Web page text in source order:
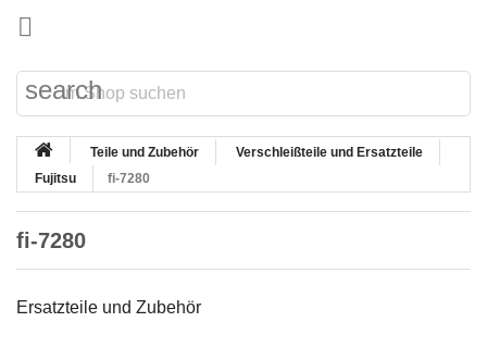

search
Teile und Zubehör
Verschleißteile und Ersatzteile
Fujitsu
fi-7280
fi-7280
Ersatzteile und Zubehör